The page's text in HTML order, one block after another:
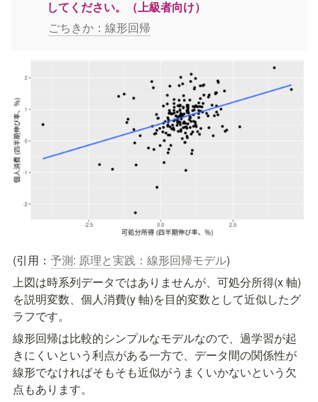
してください。（上級者向け）
ごちきか：線形回帰
(引用： 予測: 原理と実践：線形回帰モデル)
上図は時系列データではありませんが、可処分所得(x 軸)
を説明変数、個人消費(y 軸)を目的変数として近似したグ
ラフです。
線形回帰は比較的シンプルなモデルなので、過学習が起
きにくいという利点がある一方で、データ間の関係性が
線形でなければそもそも近似がうまくいかないという欠
点もあります。